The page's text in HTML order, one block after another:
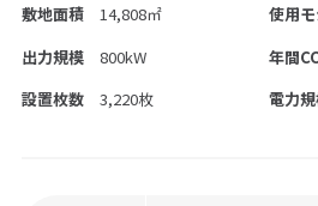
敷地面積
14,808㎡ 使用
出力規模
800kW 年間
設置枚数
3,220枚 電力